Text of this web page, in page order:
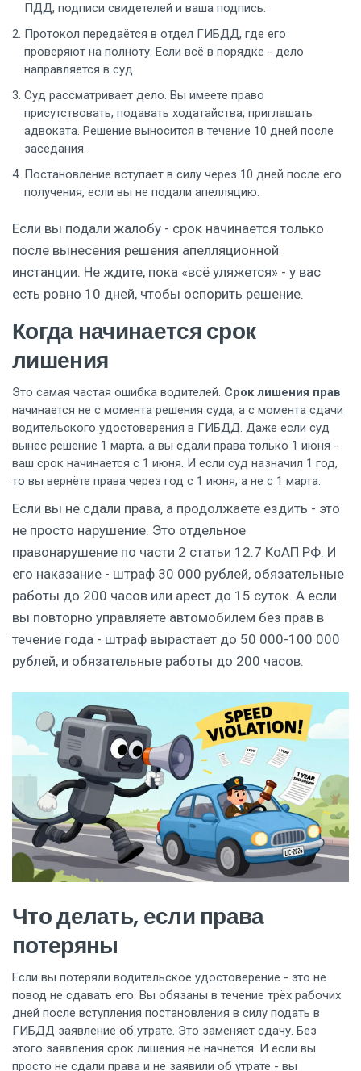
ПДД, подписи свидетелей и ваша подпись.
Протокол передаётся в отдел ГИБДД, где его
проверяют на полноту. Если всё в порядке - дело
направляется в суд.
Суд рассматривает дело. Вы имеете право
присутствовать, подавать ходатайства, приглашать
адвоката. Решение выносится в течение 10 дней после
заседания.
Постановление вступает в силу через 10 дней после его
получения, если вы не подали апелляцию.
Если вы подали жалобу - срок начинается только
после вынесения решения апелляционной
инстанции. Не ждите, пока «всё уляжется» - у вас
есть ровно 10 дней, чтобы оспорить решение.
Когда начинается срок
лишения
Это самая частая ошибка водителей. Срок лишения прав
начинается не с момента решения суда, а с момента сдачи
водительского удостоверения в ГИБДД. Даже если суд
вынес решение 1 марта, а вы сдали права только 1 июня -
ваш срок начинается с 1 июня. И если суд назначил 1 год,
то вы вернёте права через год с 1 июня, а не с 1 марта.
Если вы не сдали права, а продолжаете ездить - это
не просто нарушение. Это отдельное
правонарушение по части 2 статьи 12.7 КоАП РФ. И
его наказание - штраф 30 000 рублей, обязательные
работы до 200 часов или арест до 15 суток. А если
вы повторно управляете автомобилем без прав в
течение года - штраф вырастает до 50 000-100 000
рублей, и обязательные работы до 200 часов.
Что делать, если права
потеряны
Если вы потеряли водительское удостоверение - это не
повод не сдавать его. Вы обязаны в течение трёх рабочих
дней после вступления постановления в силу подать в
ГИБДД заявление об утрате. Это заменяет сдачу. Без
этого заявления срок лишения не начнётся. И если вы
просто не сдали права и не заявили об утрате - вы